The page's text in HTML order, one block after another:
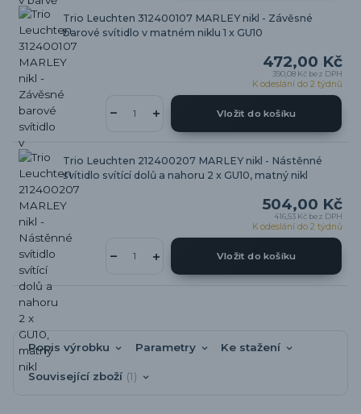
Trio Leuchten 312400107 MARLEY nikl - Závěsné
barové svítidlo v matném niklu 1 x GU10
472,00 Kč
390,08 Kč bez DPH
K odeslání do 2 týdnů
Vložit do košíku
Trio Leuchten 212400207 MARLEY nikl - Nástěnné
svítidlo svítící dolů a nahoru 2 x GU10, matný nikl
504,00 Kč
416,53 Kč bez DPH
K odeslání do 2 týdnů
Vložit do košíku
Popis výrobku Parametry Ke stažení
Související zboží 1